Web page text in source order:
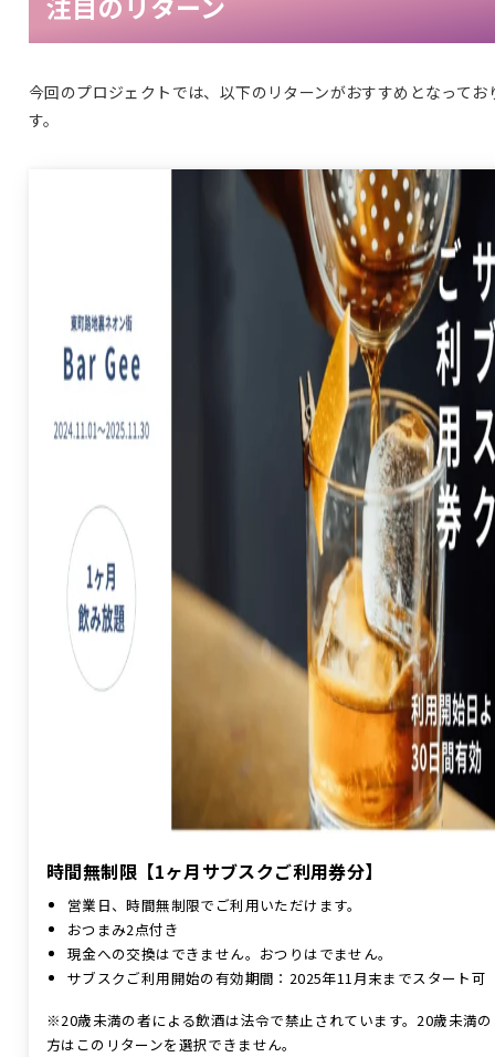
今回のプロジェクトでは、以下のリターンがおすすめとなってお
す。
時間無制限【1ヶ月サブスクご利用券分】
営業日、時間無制限でご利用いただけます。
おつまみ2点付き
現金への交換はできません。おつりはでません。
サブスクご利用開始の有効期間：2025年11月末までスタート可
※20歳未満の者による飲酒は法令で禁止されています。20歳未満の
方はこのリターンを選択できません。